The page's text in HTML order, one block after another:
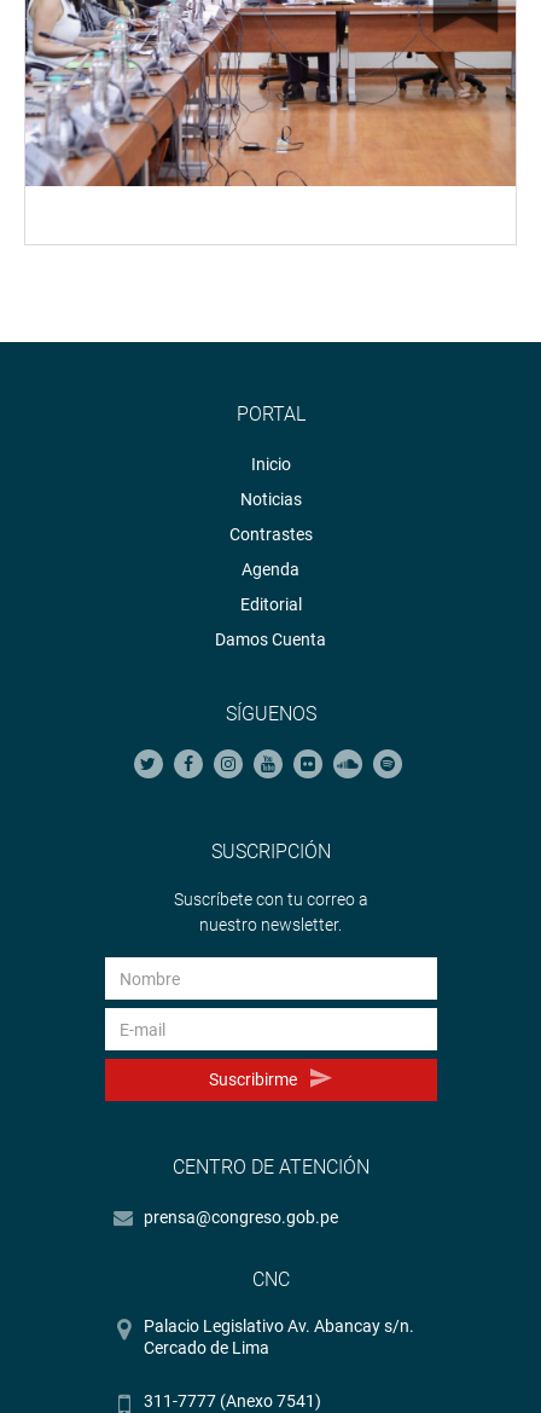
PORTAL
Inicio
Noticias
Contrastes
Agenda
Editorial
Damos Cuenta
SÍGUENOS
SUSCRIPCIÓN
Suscríbete con tu correo a
nuestro newsletter.
Suscribirme
CENTRO DE ATENCIÓN
prensa@congreso.gob.pe
CNC
Palacio Legislativo Av. Abancay s/n.
Cercado de Lima
311-7777 (Anexo 7541)